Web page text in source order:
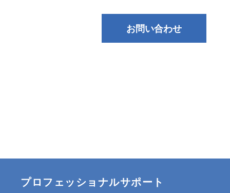
お問い合わせ
プロフェッショナルサポート